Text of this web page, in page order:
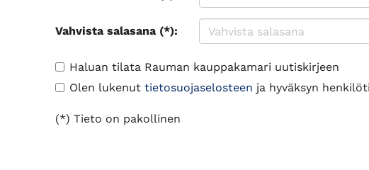
Vahvista salasana (*):
Haluan tilata Rauman kauppakamari uutiskirjeen
Olen lukenut tietosuojaselosteen ja hyväksyn
(*) Tieto on pakollinen